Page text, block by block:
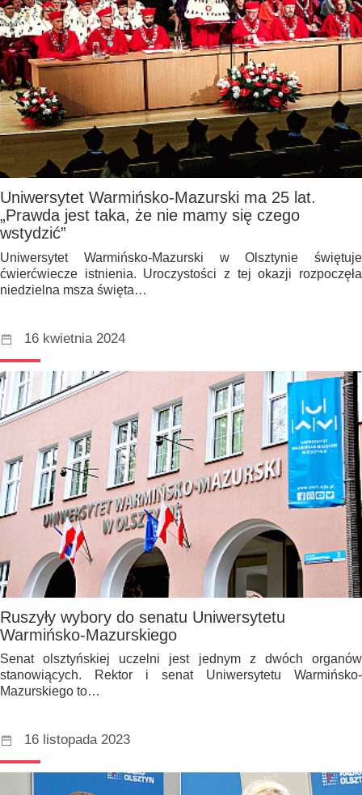
Uniwersytet Warmińsko-Mazurski ma 25 lat.
„Prawda jest taka, że nie mamy się czego
wstydzić”
Uniwersytet Warmińsko-Mazurski w Olsztynie świętuje
ćwierćwiecze istnienia. Uroczystości z tej okazji rozpoczęła
niedzielna msza święta…
16 kwietnia 2024
Ruszyły wybory do senatu Uniwersytetu
Warmińsko-Mazurskiego
Senat olsztyńskiej uczelni jest jednym z dwóch organów
stanowiących. Rektor i senat Uniwersytetu Warmińsko-
Mazurskiego to…
16 listopada 2023